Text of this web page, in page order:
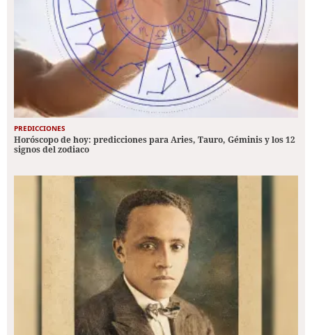
PREDICCIONES
Horóscopo de hoy: predicciones para Aries, Tauro, Géminis y los 12
signos del zodiaco